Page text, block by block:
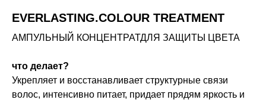
EVERLASTING.COLOUR TREATMENT
АМПУЛЬНЫЙ КОНЦЕНТРАТДЛЯ ЗАЩИТЫ ЦВЕТА
что делает?
Укрепляет и восстанавливает структурные связи
волос, интенсивно питает, придает прядям яркость и